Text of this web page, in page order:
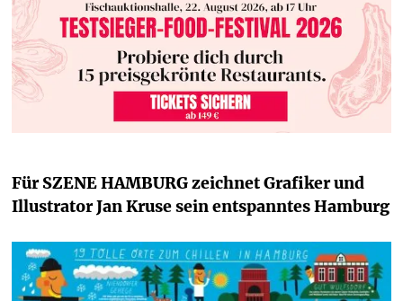
Für SZENE HAMBURG zeichnet Grafiker und
Illustrator Jan Kruse sein entspanntes Hamburg